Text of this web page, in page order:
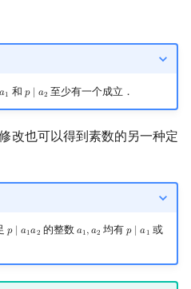
𝑎1
1 和 𝑝 ∣ 𝑎2
p a2 至少有一个成立．
改也可以得到素数的另一种定
𝑝 ∣ 𝑎1𝑎2
p 1a2 的整数 𝑎1,𝑎2
a1,a2 均有𝑝 ∣ 𝑎1
p a1 或